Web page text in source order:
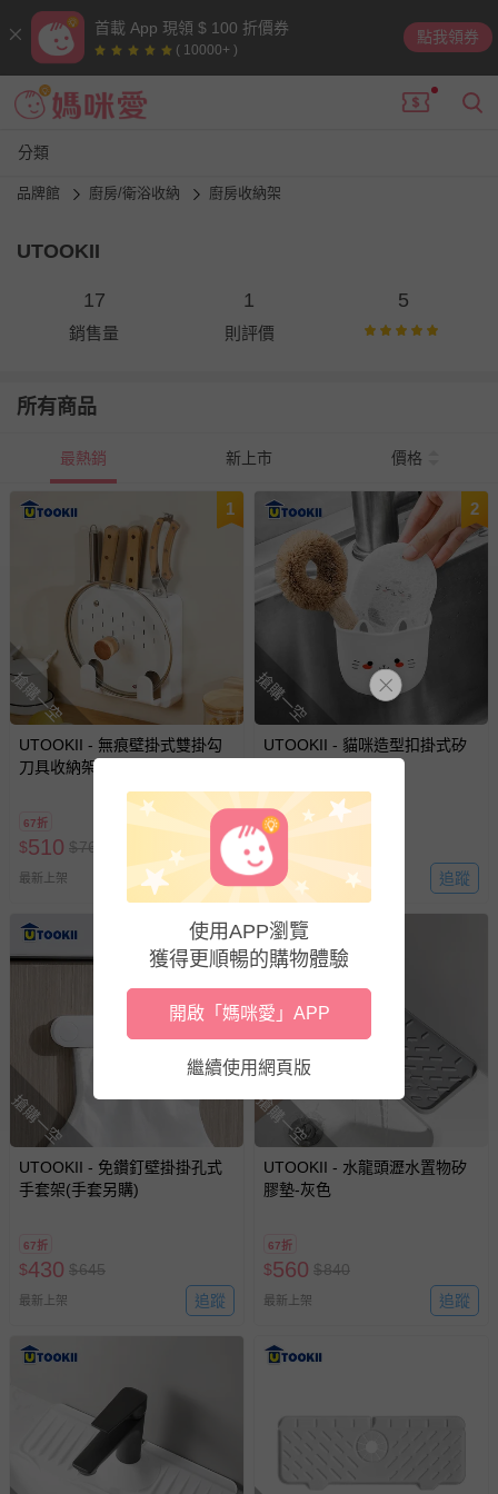
首載 App 現領 $ 100 折價券
( 10000+ )
點我領券
分類
品牌館 廚房/衛浴收納 廚房收納架
UTOOKII
17
銷售量
1
則評價
5
所有商品
最熱銷 新上市 價格
1
搶購一空
UTOOKII - 無痕壁掛式雙掛勾
刀具收納架
67折
$510 $765
最新上架 追蹤
2
搶購一空
UTOOKII - 貓咪造型扣掛式矽
67折
$
最新上架 追蹤
3
搶購一空
UTOOKII - 免鑽釘壁掛掛孔式
手套架(手套另購)
67折
$430 $645
最新上架 追蹤
搶購一空
UTOOKII - 水龍頭瀝水置物矽
膠墊-灰色
67折
$560 $840
最新上架 追蹤
使用APP瀏覽
獲得更順暢的購物體驗
開啟「媽咪愛」APP
繼續使用網頁版